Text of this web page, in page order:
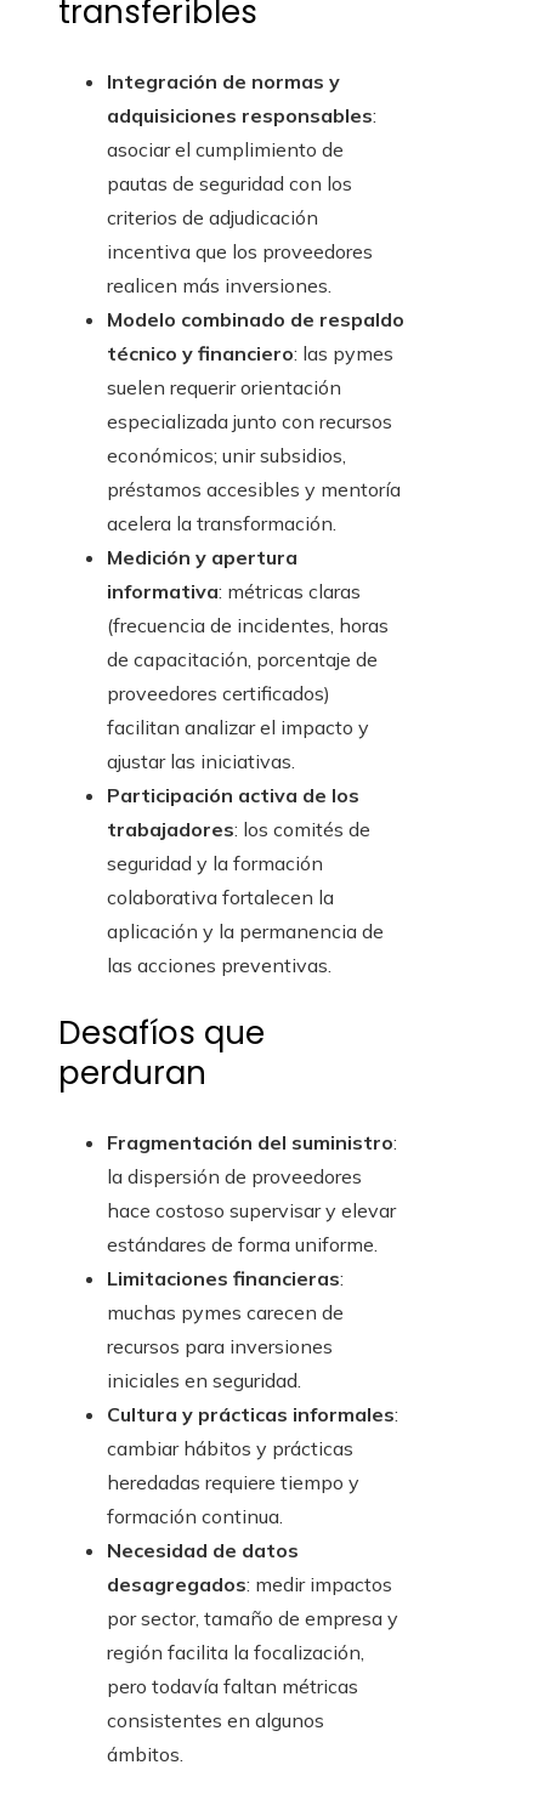
transferibles
Integración de normas y
adquisiciones responsables:
asociar el cumplimiento de
pautas de seguridad con los
criterios de adjudicación
incentiva que los proveedores
realicen más inversiones.
Modelo combinado de respaldo
técnico y financiero: las pymes
suelen requerir orientación
especializada junto con recursos
económicos; unir subsidios,
préstamos accesibles y mentoría
acelera la transformación.
Medición y apertura
informativa: métricas claras
(frecuencia de incidentes, horas
de capacitación, porcentaje de
proveedores certificados)
facilitan analizar el impacto y
ajustar las iniciativas.
Participación activa de los
trabajadores: los comités de
seguridad y la formación
colaborativa fortalecen la
aplicación y la permanencia de
las acciones preventivas.
Desafíos que
perduran
Fragmentación del suministro:
la dispersión de proveedores
hace costoso supervisar y elevar
estándares de forma uniforme.
Limitaciones financieras:
muchas pymes carecen de
recursos para inversiones
iniciales en seguridad.
Cultura y prácticas informales:
cambiar hábitos y prácticas
heredadas requiere tiempo y
formación continua.
Necesidad de datos
desagregados: medir impactos
por sector, tamaño de empresa y
región facilita la focalización,
pero todavía faltan métricas
consistentes en algunos
ámbitos.